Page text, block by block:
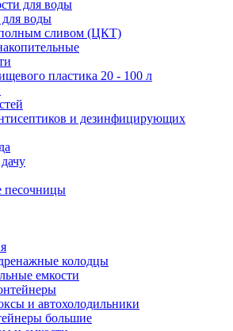
для воды
воды
сливом (ЦКТ)
пластика 20 - 100 л
и дезинфицирующих
песочницы
колодцы
емкости
и автохолодильники
большие